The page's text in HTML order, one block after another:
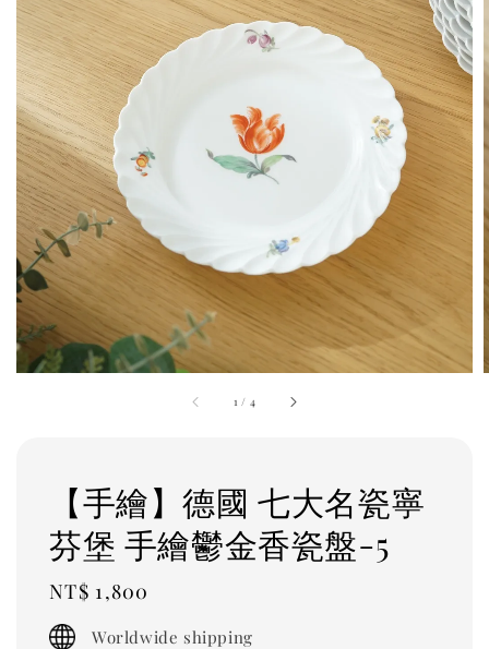
1 / 4
【手繪】德國 七大名瓷寧
芬堡 手繪鬱金香瓷盤-5
Regular
price
NT$ 1,800
Worldwide shipping